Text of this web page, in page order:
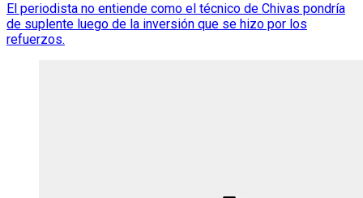
El periodista no entiende como el técnico de Chivas pondría
de suplente luego de la inversión que se hizo por los
refuerzos.